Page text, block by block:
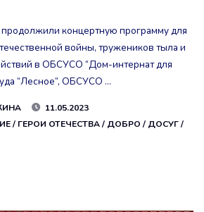
продолжили концертную программу для
войны, тружеников тыла и
в ОБСУСО “Дом-интернат для
“Лесное”, ОБСУСО …
11.05.2023
/ ГЕРОИ ОТЕЧЕСТВА/ ДОБРО / ДОСУГ/